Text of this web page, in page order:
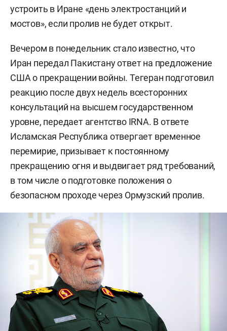
устроить в Иране «день электростанций и
мостов», если пролив не будет открыт.
Вечером в понедельник стало известно, что
Иран передал Пакистану ответ на предложение
США о прекращении войны. Тегеран подготовил
реакцию после двух недель всесторонних
консультаций на высшем государственном
уровне, передает агентство IRNA. В ответе
Исламская Республика отвергает временное
перемирие, призывает к постоянному
прекращению огня и выдвигает ряд требований,
в том числе о подготовке положения о
безопасном проходе через Ормузский пролив.